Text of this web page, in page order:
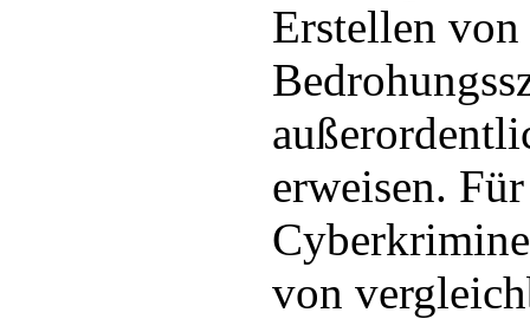
Erstellen von
erweisen.
von